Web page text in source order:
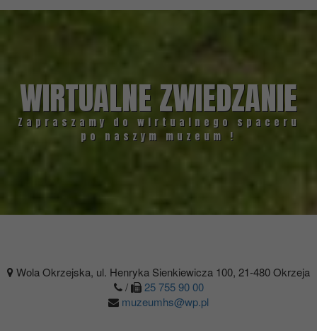
WIRTUALNE ZWIEDZANIE
Zapraszamy do wirtualnego spaceru
po naszym muzeum !
Wola Okrzejska, ul. Henryka Sienkiewicza 100, 21-480 Okrzeja
/
25 755 90 00
muzeumhs@wp.pl